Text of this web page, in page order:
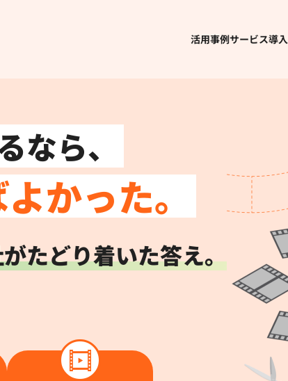
活用事例サービス導
なら、
かった。
たどり着いた答え。